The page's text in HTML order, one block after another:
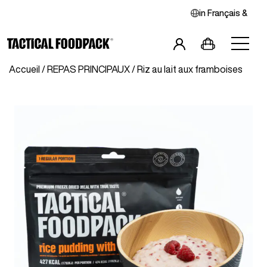
in Français &
Petits-Déjeuners Repas Principaux Combos
Snacks Boissons Végan
Accueil / REPAS PRINCIPAUX / Riz au lait aux framboises